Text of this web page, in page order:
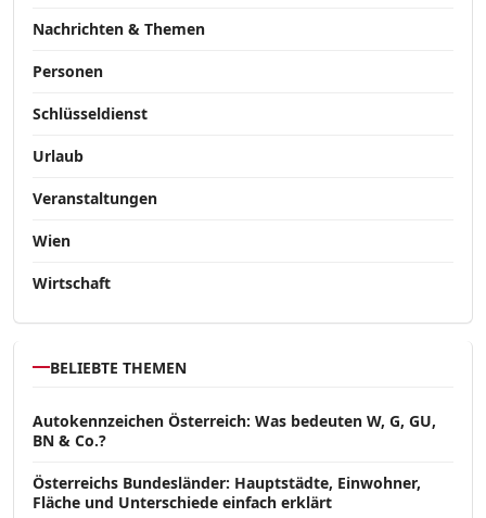
Nachrichten & Themen
Personen
Schlüsseldienst
Urlaub
Veranstaltungen
Wien
Wirtschaft
BELIEBTE THEMEN
Autokennzeichen Österreich: Was bedeuten W, G, GU,
BN & Co.?
Österreichs Bundesländer: Hauptstädte, Einwohner,
Fläche und Unterschiede einfach erklärt